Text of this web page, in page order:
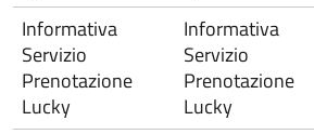
Informativa
Servizio
Prenotazione
Lucky
Informativa
Servizio
Prenotazione
Lucky